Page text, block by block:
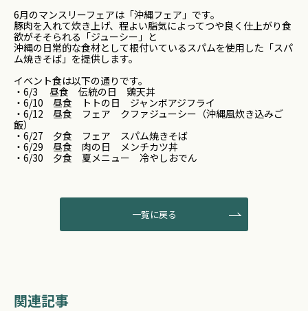
6月のマンスリーフェアは「沖縄フェア」です。
豚肉を入れて炊き上げ、程よい脂気によってつや良く仕上がり食
欲がそそられる「ジューシー」と
沖縄の日常的な食材として根付いているスパムを使用した「スパ
ム焼きそば」を提供します。
イベント食は以下の通りです。
・6/3 昼食 伝統の日 鶏天丼
・6/10 昼食 トトの日 ジャンボアジフライ
・6/12 昼食 フェア クファジューシー（沖縄風炊き込みご
飯）
・6/27 夕食 フェア スパム焼きそば
・6/29 昼食 肉の日 メンチカツ丼
・6/30 夕食 夏メニュー 冷やしおでん
一覧に戻る
関連記事